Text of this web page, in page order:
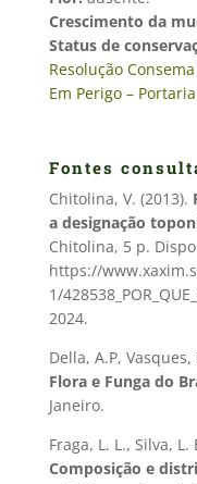
Crescimento da
Status de
Resolução
Em Perigo –
Fontes
Chitolina, V. (2013).
a designação
Chitolina, 5 p.
https://
1/
2024.
Della, A.P, Vasques,
Flora e Funga do
Janeiro.
Fraga, L. L., Silva,
Composição e